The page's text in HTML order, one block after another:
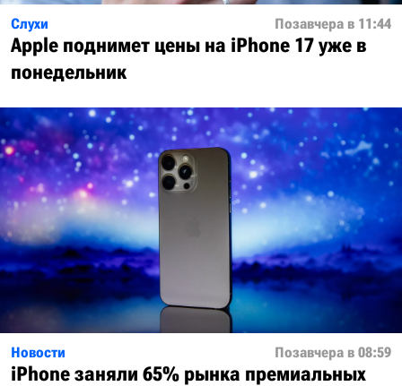
Слухи Позавчера в 11:44
Apple поднимет цены на iPhone 17 уже в
понедельник
Новости Позавчера в 08:59
iPhone заняли 65% рынка премиальных